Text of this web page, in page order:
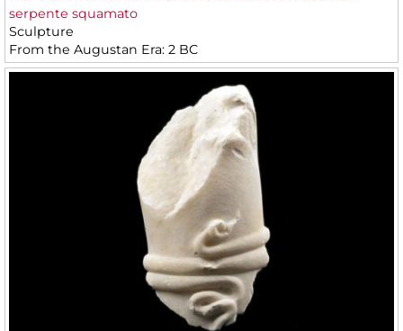
serpente squamato
Sculpture
From the Augustan Era: 2 BC